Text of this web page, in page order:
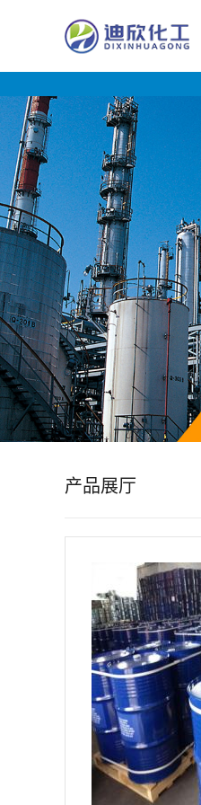
司
首
页
公
司
介
绍
公
产品展厅